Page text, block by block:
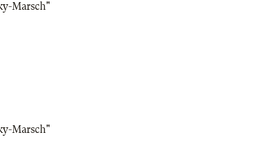
Marsch"
Marsch"